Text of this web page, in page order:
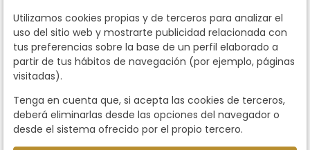
Según la LOPD y disposiciones de desarrollo, informamos que sus
datos personales serán tratados por parte de Subastas Segre con la
finalidad de gestionar la relación comercial. Puede ejercitar los
derechos de acceso, rectificación, cancelación, oposición y demás
derechos en los términos establecidos en la normativa vigente
dirigiéndote a nosotros. Asimismo, nos puede solicitar el envío de
llamando al teléfono 915159584 o enviando un e-mail a
info@subastassegre.es
Este sitio está protegido por reCAPTCHA y se aplican la
Términos de servicio de Google.
Utilizamos cookies propias y de terceros para analizar el
uso del sitio web y mostrarte publicidad relacionada con
tus preferencias sobre la base de un perfil elaborado a
partir de tus hábitos de navegación (por ejemplo, páginas
visitadas).
Tenga en cuenta que, si acepta las cookies de terceros,
deberá eliminarlas desde las opciones del navegador o
desde el sistema ofrecido por el propio tercero.